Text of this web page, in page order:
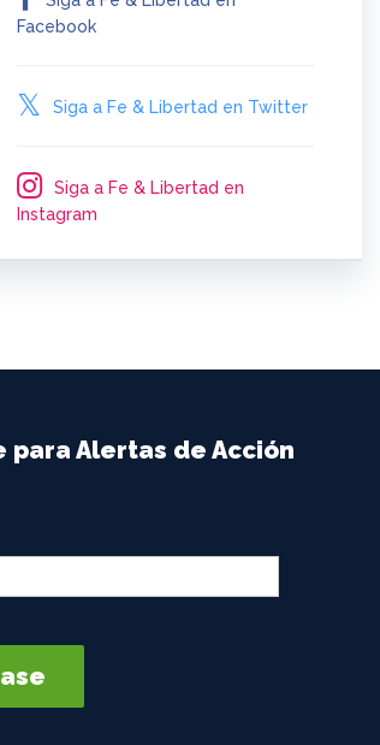
Facebook
Siga a Fe & Libertad en Twitter
Siga a Fe & Libertad en
Instagram
para Alertas de Acción